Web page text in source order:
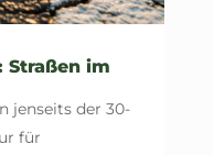
Straßen im
jenseits der 30-
für